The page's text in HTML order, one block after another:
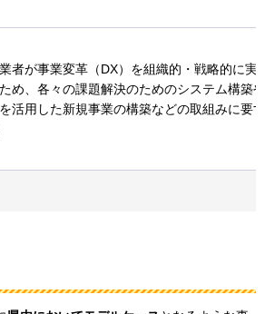
者が事業変革（DX）を組織的・戦略的に実
め、各々の課題解決のためのシステム構築や
活用した新規事業の構築などの取組みに要す